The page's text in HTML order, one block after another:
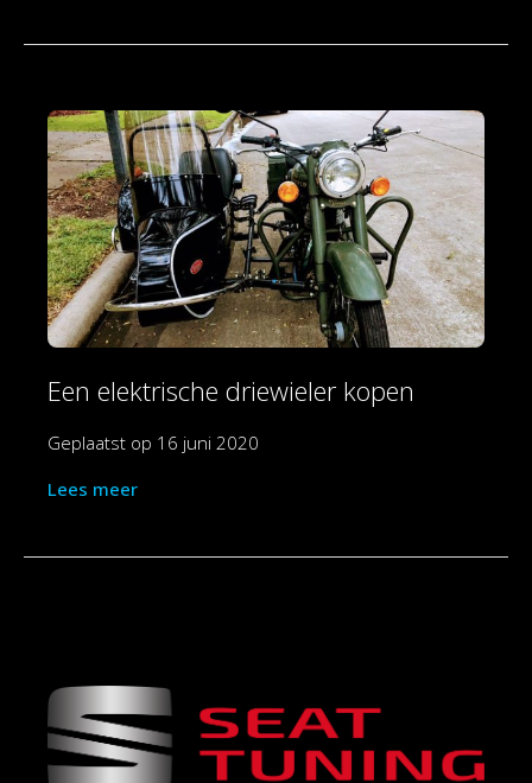
Een elektrische driewieler kopen
Geplaatst op 16 juni 2020
Lees meer